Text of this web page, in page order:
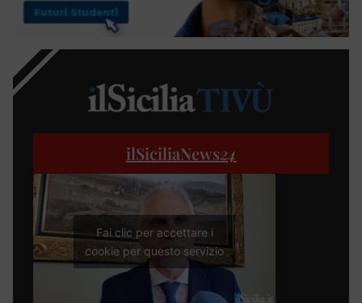
ilSiciliaNews24
Fai clic per accettare i
cookie per questo servizio